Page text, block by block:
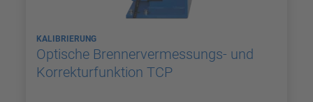
KALIBRIERUNG
Optische Brennervermessungs- und
Korrekturfunktion TCP